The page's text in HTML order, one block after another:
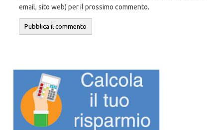
email, sito web) per il prossimo commento.